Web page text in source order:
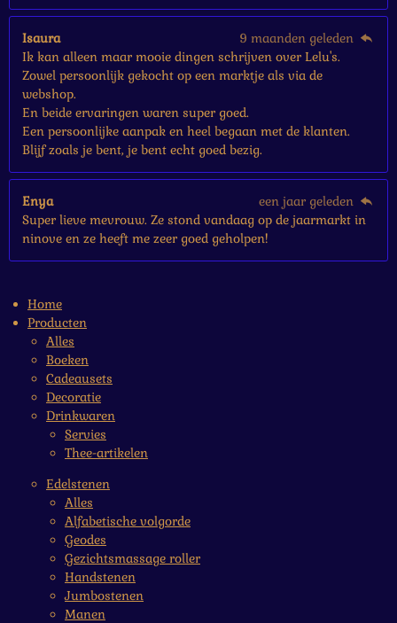
Isaura
9 maanden geleden
Ik kan alleen maar mooie dingen schrijven over Lelu's.
Zowel persoonlijk gekocht op een marktje als via de
webshop.
En beide ervaringen waren super goed.
Een persoonlijke aanpak en heel begaan met de klanten.
Blijf zoals je bent, je bent echt goed bezig.
Enya
een jaar geleden
Super lieve mevrouw. Ze stond vandaag op de jaarmarkt in
ninove en ze heeft me zeer goed geholpen!
Home
Producten
Alles
Boeken
Cadeausets
Decoratie
Drinkwaren
Servies
Thee-artikelen
Edelstenen
Alles
Alfabetische volgorde
Geodes
Gezichtsmassage roller
Handstenen
Jumbostenen
Manen